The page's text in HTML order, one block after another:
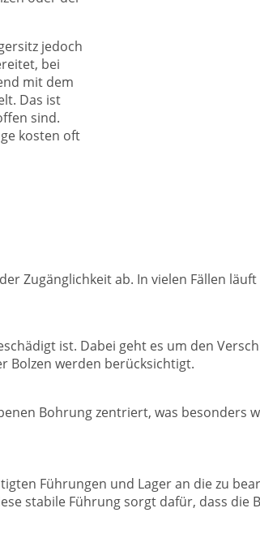
jedoch
bei
mit dem
Das ist
sind.
kosten oft
Zugänglichkeit ab. In vielen Fällen
ist. Dabei geht es um den
Bolzen werden berücksichtigt.
Bohrung zentriert, was
Führungen und Lager an die zu
stabile Führung sorgt dafür, dass